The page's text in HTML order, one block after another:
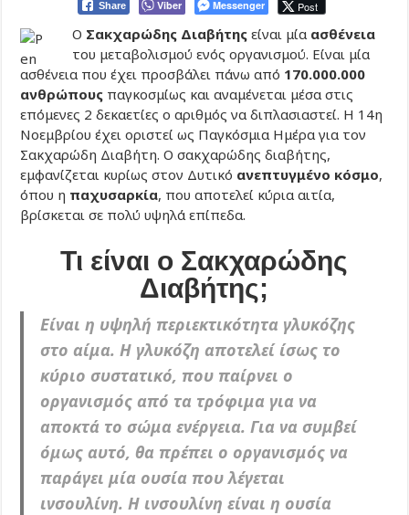
Share Viber Messenger Post
Ο Σακχαρώδης Διαβήτης είναι μία ασθένεια
του μεταβολισμού ενός οργανισμού. Είναι μία
ασθένεια που έχει προσβάλει πάνω από 170.000.000
ανθρώπους παγκοσμίως και αναμένεται μέσα στις
επόμενες 2 δεκαετίες ο αριθμός να διπλασιαστεί. Η 14η
Νοεμβρίου έχει οριστεί ως Παγκόσμια Ημέρα για τον
Σακχαρώδη Διαβήτη. Ο σακχαρώδης διαβήτης,
εμφανίζεται κυρίως στον Δυτικό ανεπτυγμένο κόσμο,
όπου η παχυσαρκία, που αποτελεί κύρια αιτία,
βρίσκεται σε πολύ υψηλά επίπεδα.
Τι είναι ο Σακχαρώδης
Διαβήτης;
Είναι η υψηλή περιεκτικότητα γλυκόζης
στο αίμα. Η γλυκόζη αποτελεί ίσως το
κύριο συστατικό, που παίρνει ο
οργανισμός από τα τρόφιμα για να
αποκτά το σώμα ενέργεια. Για να συμβεί
όμως αυτό, θα πρέπει ο οργανισμός να
παράγει μία ουσία που λέγεται
ινσουλίνη. Η ινσουλίνη είναι η ουσία